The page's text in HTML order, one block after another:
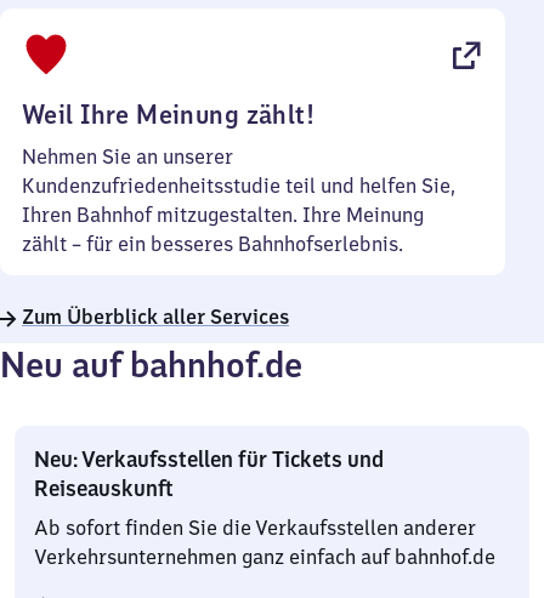
Weil Ihre Meinung zählt!
Nehmen Sie an unserer
Kundenzufriedenheitsstudie teil und helfen Sie,
Ihren Bahnhof mitzugestalten. Ihre Meinung
zählt – für ein besseres Bahnhofserlebnis.
Zum Überblick aller Services
Neu auf bahnhof.de
Neu: Verkaufsstellen für Tickets und
Reiseauskunft
Ab sofort finden Sie die Verkaufsstellen anderer
Verkehrsunternehmen ganz einfach auf bahnhof.de